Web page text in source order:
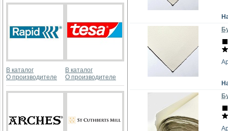
В каталог
О производителе
В каталог
О производителе